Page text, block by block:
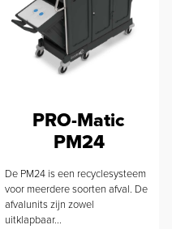
PRO-Matic
PM24
De PM24 is een recyclesysteem
voor meerdere soorten afval. De
afvalunits zijn zowel
uitklapbaar...